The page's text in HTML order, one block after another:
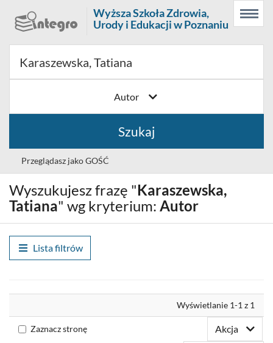
Menu
główne
Wyszukiwarka
Treść
główna
Menu
Prolib
Integro
strona
główna
Wyższa Szkoła Zdrowia,
Urody i Edukacji w Poznaniu
Autor
Szukaj
Przeglądasz jako GOŚĆ
Wybór
języka
Polski (PL)
Zaloguj
Zaproponuj zakup
Wyszukujesz frazę "Karaszewska,
Tatiana" wg kryterium: Autor
Lista filtrów
Wyświetlanie 1-1 z 1
Zaznacz stronę Akcja